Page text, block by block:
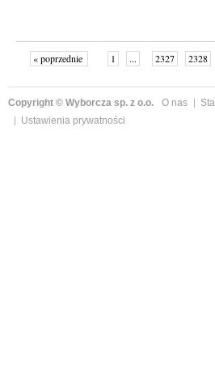
« poprzednie 1 ... 2327 2328
Copyright © Wyborcza sp. z o.o. O nas
Ustawienia prywatności